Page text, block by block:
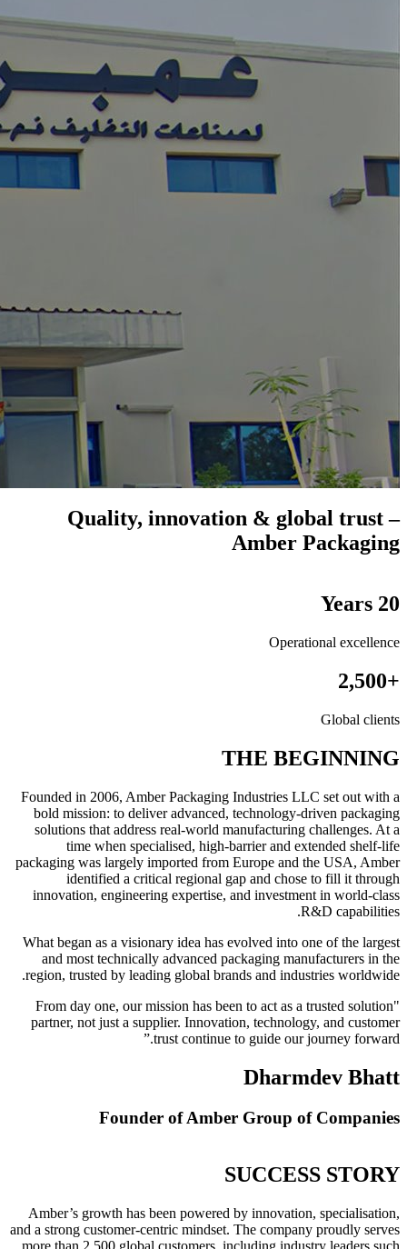
Quality, innovation & global trust –
Amber Packaging
20 Years
Operational excellence
+2,500
Global clients
THE BEGINNING
Founded in 2006, Amber Packaging Industries LLC set out with a
bold mission: to deliver advanced, technology-driven packaging
solutions that address real-world manufacturing challenges. At a
time when specialised, high-barrier and extended shelf-life
packaging was largely imported from Europe and the USA, Amber
identified a critical regional gap and chose to fill it through
innovation, engineering expertise, and investment in world-class
R&D capabilities.
What began as a visionary idea has evolved into one of the largest
and most technically advanced packaging manufacturers in the
region, trusted by leading global brands and industries worldwide.
"From day one, our mission has been to act as a trusted solution
partner, not just a supplier. Innovation, technology, and customer
trust continue to guide our journey forward.”
Dharmdev Bhatt
Founder of Amber Group of Companies
SUCCESS STORY
Amber’s growth has been powered by innovation, specialisation,
and a strong customer-centric mindset. The company proudly serves
more than 2,500 global customers, including industry leaders such